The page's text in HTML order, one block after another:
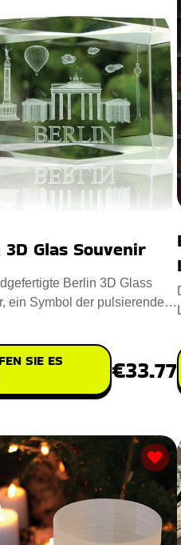
Glas Souvenir
Berlin 3D Glass
ein Symbol der pulsierenden
SIE ES
€33.77